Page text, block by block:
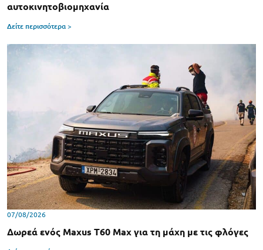
αυτοκινητοβιομηχανία
Δείτε περισσότερα >
07/08/2026
Δωρεά ενός Maxus T60 Max για τη μάχη με τις φλόγες